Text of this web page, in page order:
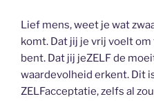
Lief mens, weet je wat
komt. Dat jij je vrij voelt
bent. Dat jij jeZELF de
waardevolheid erkent. Dit
ZELFacceptatie, zelfs al